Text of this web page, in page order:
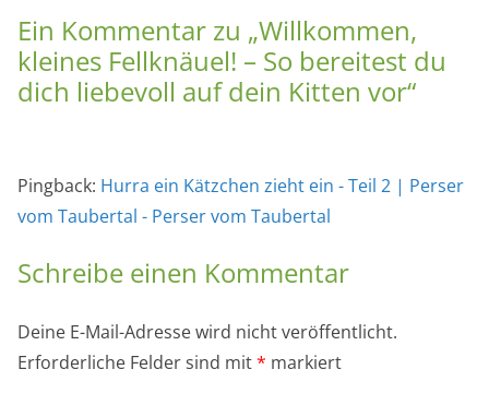
Ein Kommentar zu „Willkommen,
kleines Fellknäuel! – So bereitest du
dich liebevoll auf dein Kitten vor“
Pingback: Hurra ein Kätzchen zieht ein - Teil 2 | Perser
vom Taubertal - Perser vom Taubertal
Schreibe einen Kommentar
Deine E-Mail-Adresse wird nicht veröffentlicht.
Erforderliche Felder sind mit* markiert